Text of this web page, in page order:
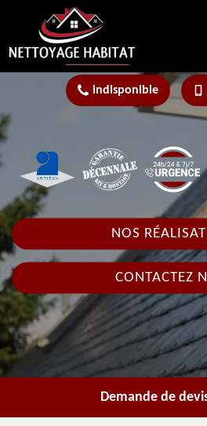
indisponible
NOS
CONTACTEZ
Demande de